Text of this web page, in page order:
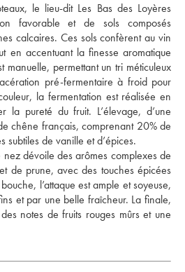
le lieu-dit Les Bas des Loyères
favorable et de sols composés
calcaires. Ces sols confèrent au vin
en accentuant la finesse aromatique
manuelle, permettant un tri méticuleux
pré-fermentaire à froid pour
la fermentation est réalisée en
la pureté du fruit. L’élevage, d’une
chêne français, comprenant 20% de
subtiles de vanille et d’épices.
nez dévoile des arômes complexes de
de prune, avec des touches épicées
l’attaque est ample et soyeuse,
et par une belle fraîcheur. La finale,
notes de fruits rouges mûrs et une